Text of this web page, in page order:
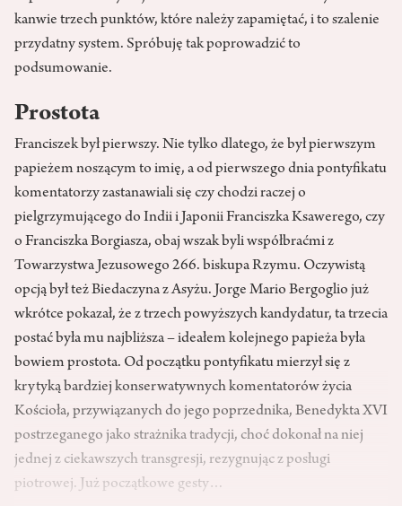
kanwie trzech punktów, które należy zapamiętać, i to szalenie
przydatny system. Spróbuję tak poprowadzić to
podsumowanie.
Prostota
Franciszek był pierwszy. Nie tylko dlatego, że był pierwszym
papieżem noszącym to imię, a od pierwszego dnia pontyfikatu
komentatorzy zastanawiali się czy chodzi raczej o
pielgrzymującego do Indii i Japonii Franciszka Ksawerego, czy
o Franciszka Borgiasza, obaj wszak byli współbraćmi z
Towarzystwa Jezusowego 266. biskupa Rzymu. Oczywistą
opcją był też Biedaczyna z Asyżu. Jorge Mario Bergoglio już
wkrótce pokazał, że z trzech powyższych kandydatur, ta trzecia
postać była mu najbliższa – ideałem kolejnego papieża była
bowiem prostota. Od początku pontyfikatu mierzył się z
krytyką bardziej konserwatywnych komentatorów życia
Kościoła, przywiązanych do jego poprzednika, Benedykta XVI
postrzeganego jako strażnika tradycji, choć dokonał na niej
jednej z ciekawszych transgresji, rezygnując z posługi
piotrowej. Już początkowe gesty…